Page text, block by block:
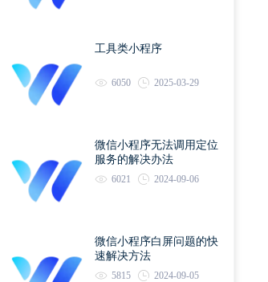
工具类小程序
6050 2025-03-29
微信小程序无法调用定位
服务的解决办法
6021 2024-09-06
微信小程序白屏问题的快
速解决方法
5815 2024-09-05